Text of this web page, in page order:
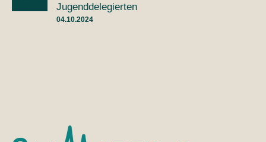
Jugenddelegierten
04.10.2024